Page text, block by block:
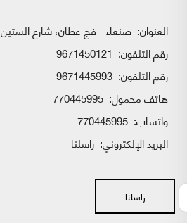
العنوان: صنعاء - فج عطان، شارع الستين
رقم التلفون: 9671450121
رقم التلفون: 9671445993
هاتف محمول: 770445995
واتساب:
البريد الإلكتروني: راسلنا
راسلنا